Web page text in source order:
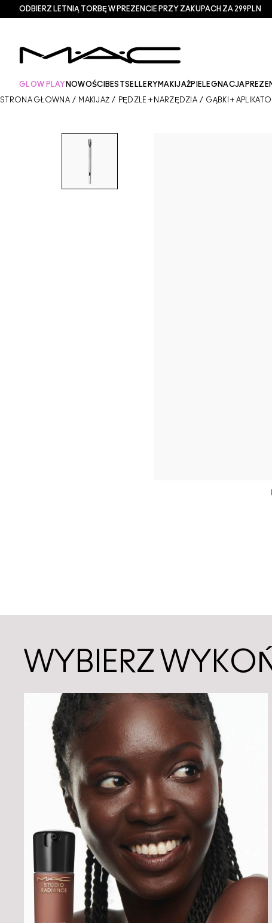
ODBIERZ LETNIĄ TORBĘ W PREZENCIE PRZY ZAKUPACH ZA 299PLN
GLOW PLAY NOWOŚCI BESTSELLERY MAKIJAŻPIELEGNACJA
STRONA GŁÓWNA / MAKIJAŻ / PĘDZLE + NARZĘDZIA / GĄBKI +
WYBIERZ